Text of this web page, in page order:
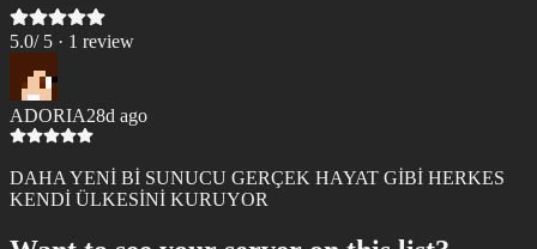
5.0/ 5 · 1 review
ADORIA28d ago
DAHA YENİ Bİ SUNUCU GERÇEK HAYAT GİBİ HERKES
KENDİ ÜLKESİNİ KURUYOR